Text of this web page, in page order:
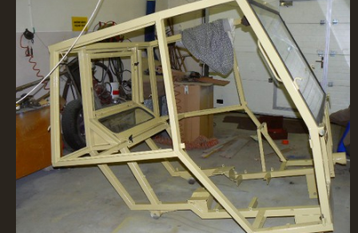
English Deutsch
© 2026 eStránky.cz